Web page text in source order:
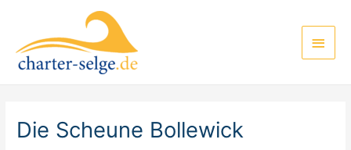
Die Scheune Bollewick